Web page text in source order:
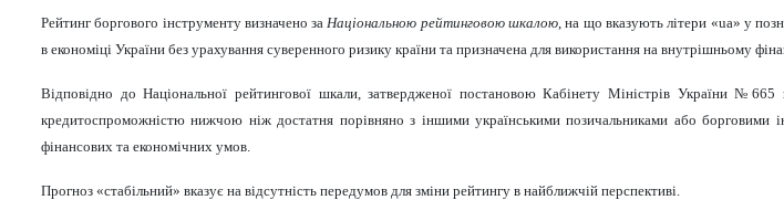
Рейтинг боргового інструменту визначено заНаціональною рейтинговою шкалою, на що вказують літери «ua» у
в економіці України без урахування суверенного ризику країни та призначена для використання на внутрішньому
Відповідно до Національної рейтингової шкали, затвердженої постановою Кабінету Міністрів України
кредитоспроможністю нижчою ніж достатня порівняно з іншими українськими позичальниками або борговими
фінансових та економічних умов.
Прогноз «стабільний» вказує на відсутність передумов для зміни рейтингу в найближчій перспективі.